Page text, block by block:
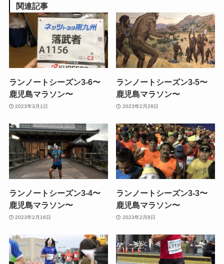
関連記事
ランノートシーズン3-6〜
鹿児島マラソン〜
2023年3月1日
ランノートシーズン3-5〜
鹿児島マラソン〜
2023年2月28日
ランノートシーズン3-4〜
鹿児島マラソン〜
2023年2月16日
ランノートシーズン3-3〜
鹿児島マラソン〜
2023年2月8日